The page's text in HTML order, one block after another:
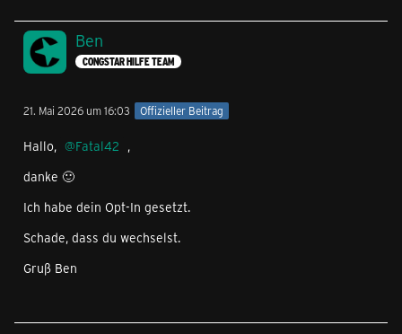
Ben
CONGSTAR HILFE TEAM
21. Mai 2026 um 16:03 Offizieller Beitrag
Hallo, Fatal42 ,
danke 🙂
Ich habe dein Opt-In gesetzt.
Schade, dass du wechselst.
Gruß Ben